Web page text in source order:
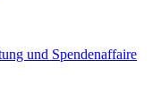
und Spendenaffaire